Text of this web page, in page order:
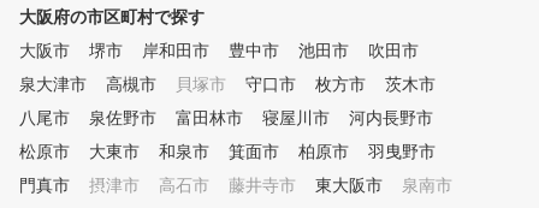
レッスン』で目標スコアに向け
ての技術力(スキル)を鍛錬しま
す。 そのほか、定期的に開催
されるイベント企画も好評です
。 ゴルフスクールコンペ・教
室対抗競技会・国内ゴルフツア
ペ・女子会・忘年会・季節ごと
大阪府の市区町村で探す
大阪市
堺市 岸和田市 豊中市 池田市
吹田市
泉大津市
高槻市 貝塚市 守口市 枚方市
茨木市
八尾市
泉佐野市 富田林市 寝屋川市
河内長野市
松原市
大東市 和泉市 箕面市 柏原市
羽曳野市
門真市
摂津市 高石市 藤井寺市 東大阪市
泉南市